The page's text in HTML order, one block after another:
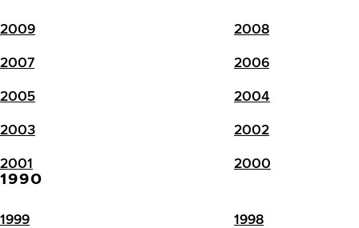
2009 2008
2007 2006
2005 2004
2003 2002
2001 2000
1990
1999 1998